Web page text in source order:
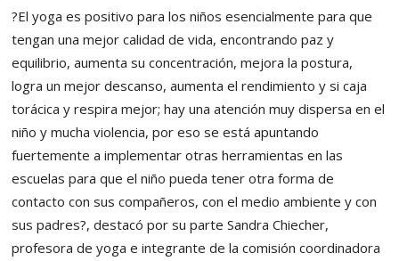
?El yoga es positivo para los niños esencialmente para que
tengan una mejor calidad de vida, encontrando paz y
equilibrio, aumenta su concentración, mejora la postura,
logra un mejor descanso, aumenta el rendimiento y si caja
torácica y respira mejor; hay una atención muy dispersa en el
niño y mucha violencia, por eso se está apuntando
fuertemente a implementar otras herramientas en las
escuelas para que el niño pueda tener otra forma de
contacto con sus compañeros, con el medio ambiente y con
sus padres?, destacó por su parte Sandra Chiecher,
profesora de yoga e integrante de la comisión coordinadora